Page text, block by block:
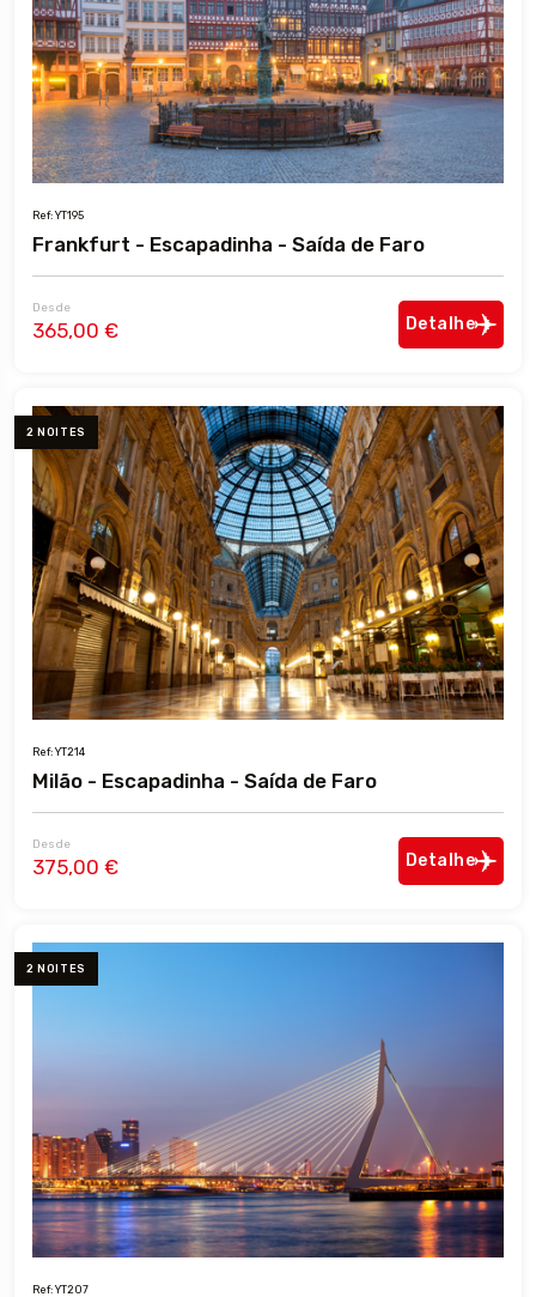
Ref: YT195
Frankfurt - Escapadinha - Saída de Faro
Desde
365,00 € Detalhe
2 NOITES
Ref: YT214
Milão - Escapadinha - Saída de Faro
Desde
375,00 € Detalhe
2 NOITES
Ref: YT207